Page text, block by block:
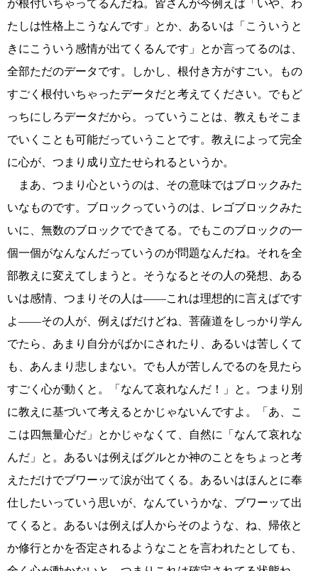
が根付いちゃってるんだね。皆さんが今例えば「いや、わ
たしは性格上こうなんです」とか、あるいは「こういうと
きにこういう感情が出てくるんです」とか言ってるのは、
全部ただのデータです。しかし、根付き方がすごい。もの
すごく根付いちゃったデータだと考えてください。でもど
っちにしろデータだから。っていうことは、教えもそこま
でいくことも可能だっていうことです。教えによって完全
に心が、つまり成り立たせられるというか。
まあ、つまり心というのは、その意味ではブロックみた
いなものです。ブロックっていうのは、レゴブロックみた
いに、無数のブロックでできてる。でもこのブロックの一
個一個がなんなんだっていうのが問題なんだね。それを全
部教えに変えてしまうと。そうなるとその人の発想、ある
いは感情、つまりその人は――これは理想的に言えばです
よ――その人が、例えばだけどね、菩薩道をしっかり学ん
でたら、あまり自分がばかにされたり、あるいは苦しくて
も、あんまり悲しまない。でも人が苦しんでるのを見たら
すごく心が動くと。「なんて哀れなんだ！」と。つまり別
に教えに基づいて考えるとかじゃないんですよ。「あ、こ
こは四無量心だ」とかじゃなくて、自然に「なんて哀れな
んだ」と。あるいは例えばグルとか神のことをちょっと考
えただけでブワーッて涙が出てくる。あるいはほんとに奉
仕したいっていう思いが、なんていうかな、ブワーッて出
てくると。あるいは例えば人からそのような、ね、帰依と
か修行とかを否定されるようなことを言われたとしても、